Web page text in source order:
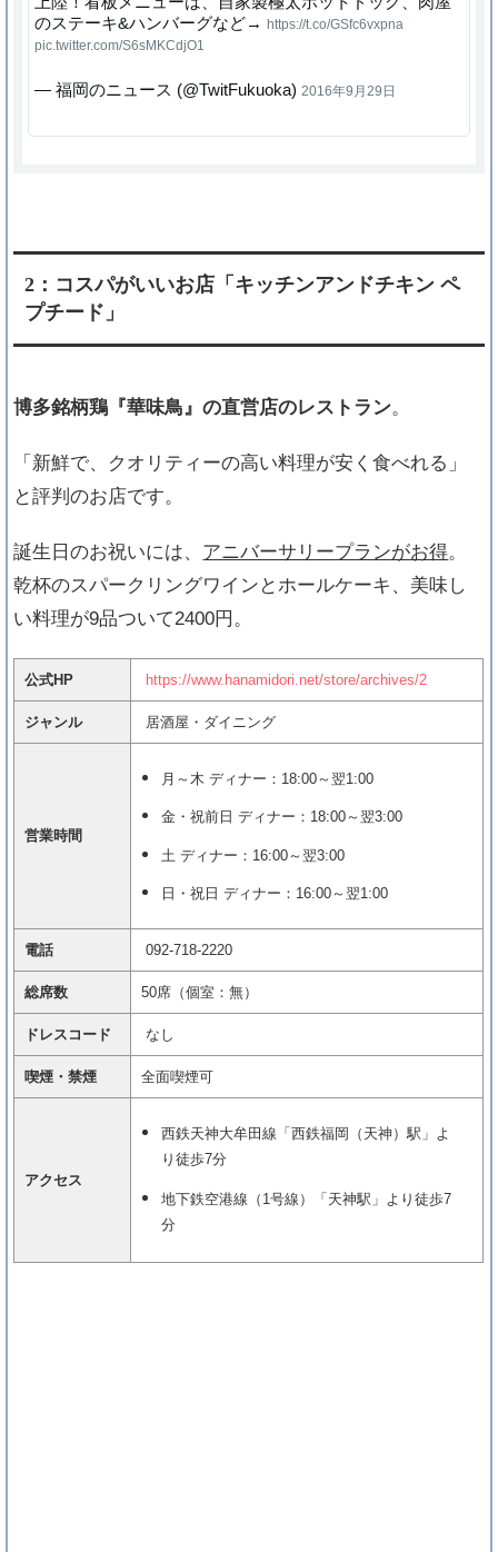
のステーキ&ハンバーグなど→https://t.co/GSfc6vxpna
pic.twitter.com/S6sMKCdjO1
— 福岡のニュース (@TwitFukuoka) 2016年9月29日
2：コスパがいいお店「キッチンアンドチキン ペ
プチード」
博多銘柄鶏『華味鳥』の直営店のレストラン。
「新鮮で、クオリティーの高い料理が安く食べれる」
と評判のお店です。
誕生日のお祝いには、 アニバーサリープランがお得。
乾杯のスパークリングワインとホールケーキ、美味し
い料理が9品ついて2400円。
公式HP https://www.hanamidori.net/store/archives/2
ジャンル 居酒屋・ダイニング
営業時間
月～木 ディナー：18:00～翌1:00
金・祝前日 ディナー：18:00～翌3:00
土 ディナー：16:00～翌3:00
日・祝日 ディナー：16:00～翌1:00
電話 092-718-2220
総席数 50席（個室：無）
ドレスコード なし
喫煙・禁煙 全面喫煙可
アクセス
西鉄天神大牟田線「西鉄福岡（天神）駅」よ
り徒歩7分
地下鉄空港線（1号線）「天神駅」より徒歩7
分